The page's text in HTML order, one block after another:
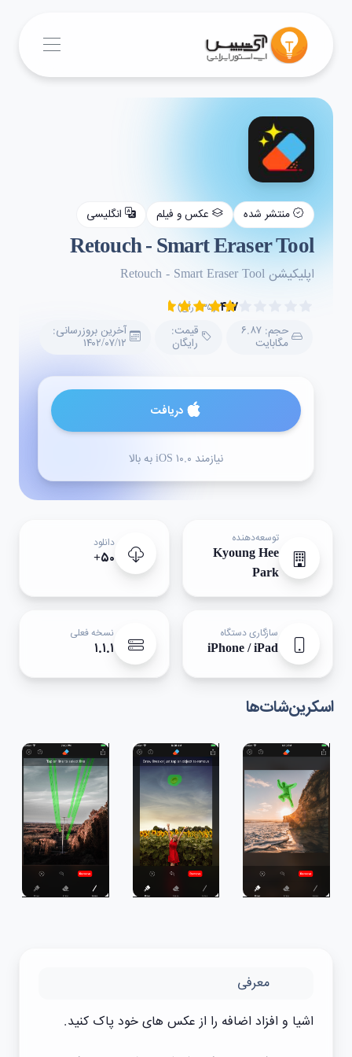
منتشر شده عکس و فیلم انگلیسی
Retouch - Smart Eraser Tool
اپلیکیشن Retouch - Smart Eraser Tool
۴.۷ (۲۳۵ رأی)
حجم: ۶.۸۷
مگابایت
قیمت:
رایگان
آخرین بروزرسانی:
۱۴۰۲/۰۷/۱۲
دریافت
نیازمند iOS ۱۰.۰ به بالا
توسعه‌دهنده
Kyoung Hee
Park
دانلود
۵۰+
سازگاری دستگاه
iPhone / iPad
نسخه فعلی
۱.۱.۱
اسکرین‌شات‌ها
معرفی
اشیا و افزاد اضافه را از عکس های خود پاک کنید.